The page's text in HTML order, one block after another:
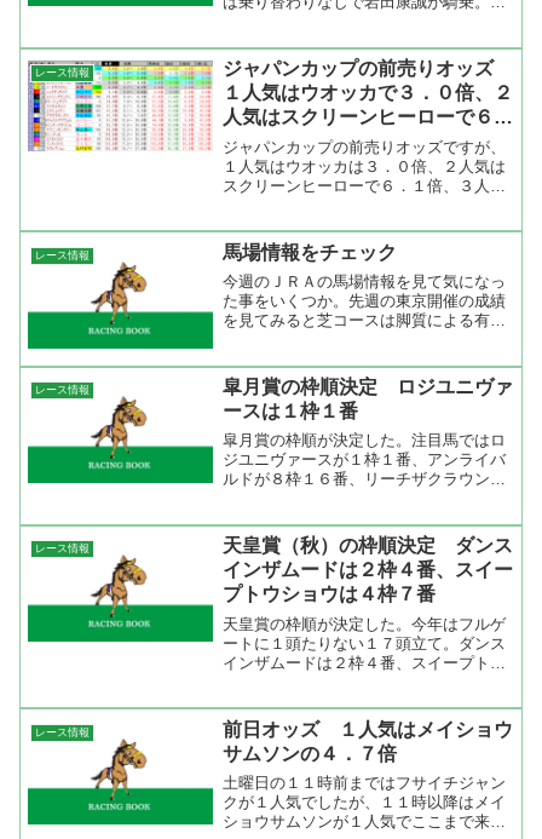
起用すると言うことは、勝負に来てい
る。シャドウストライプは安...
レース情報
ジャパンカップの前売りオッズ
１人気はウオッカで３．０倍、２
人気はスクリーンヒーローで６．
１倍
ジャパンカップの前売りオッズですが、
１人気はウオッカは３．０倍、２人気は
スクリーンヒーローで６．１倍、３人気
以下は混戦。明日以降はスクリーンヒー
ロー、コンデュイット、オ...
レース情報 馬場情報をチェック
今週のＪＲＡの馬場情報を見て気になっ
た事をいくつか。先週の東京開催の成績
を見てみると芝コースは脚質による有利
馬場状態がいいので今週もこの傾向は続
くと思う。京都も先行・差...
レース情報
皐月賞の枠順決定 ロジユニヴァ
ースは１枠１番
皐月賞の枠順が決定した。注目馬ではロ
ジユニヴァースが１枠１番、アンライバ
ルドが８枠１６番、リーチザクラウンが
この枠はイヤでしょうね。ここだと、故
意に出遅れでもしない限り...
レース情報
天皇賞（秋）の枠順決定 ダンス
インザムードは２枠４番、スイー
プトウショウは４枠７番
天皇賞の枠順が決定した。今年はフルゲ
ートに１頭たりない１７頭立て。ダンス
インザムードは２枠４番、スイープトウ
2006年10月29日(日)4回東京8日目
15:40発走1...
レース情報
前日オッズ １人気はメイショウ
サムソンの４．７倍
土曜日の１１時前まではフサイチジャン
クが１人気でしたが、１１時以降はメイ
ショウサムソンが１人気でここまで来て